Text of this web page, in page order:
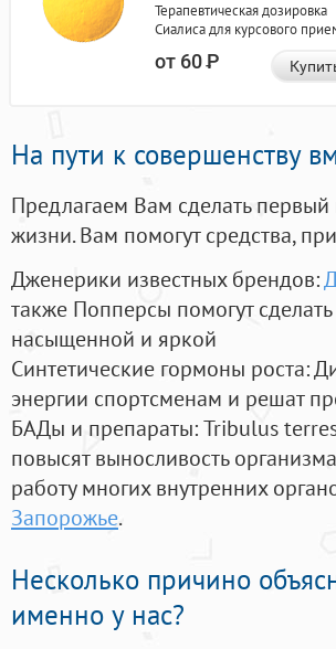
Терапевтическая дозировка
Сиалиса для курсового
от 60Р
На пути к совершенству
Предлагаем Вам сделать
жизни. Вам помогут средства,
Дженерики известных брендов:
также Попперсы помогут
насыщенной и яркой
Синтетические гормоны роста:
энергии спортсменам и решат
БАДы и препараты:Tribulus
повысят выносливость
работу многих внутренних
Запорожье.
Несколько причино
именно у нас?